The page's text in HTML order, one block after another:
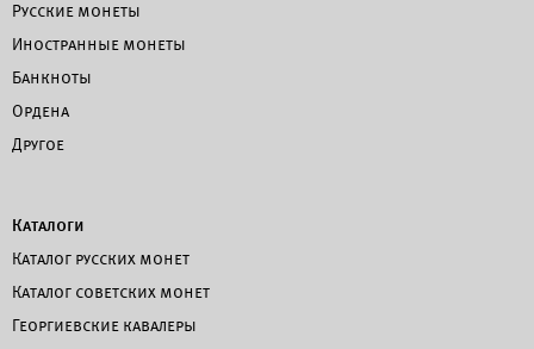
Русские монеты
Иностранные монеты
Банкноты
Ордена
Другое
Каталоги
Каталог русских монет
Каталог советских монет
Георгиевские кавалеры